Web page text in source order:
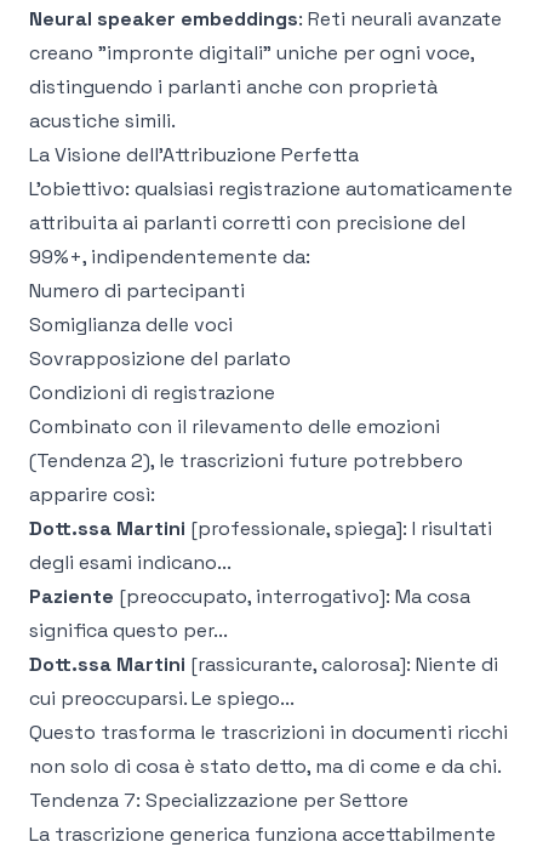
Neural speaker embeddings: Reti neurali avanzate
creano "impronte digitali" uniche per ogni voce,
distinguendo i parlanti anche con proprietà
acustiche simili.
La Visione dell'Attribuzione Perfetta
L'obiettivo: qualsiasi registrazione automaticamente
attribuita ai parlanti corretti con precisione del
99%+, indipendentemente da:
Numero di partecipanti
Somiglianza delle voci
Sovrapposizione del parlato
Condizioni di registrazione
Combinato con il rilevamento delle emozioni
(Tendenza 2), le trascrizioni future potrebbero
apparire così:
Dott.ssa Martini [professionale, spiega]: I risultati
degli esami indicano...
Paziente [preoccupato, interrogativo]: Ma cosa
significa questo per...
Dott.ssa Martini [rassicurante, calorosa]: Niente di
cui preoccuparsi. Le spiego...
Questo trasforma le trascrizioni in documenti ricchi
non solo di cosa è stato detto, ma di come e da chi.
Tendenza 7: Specializzazione per Settore
La trascrizione generica funziona accettabilmente